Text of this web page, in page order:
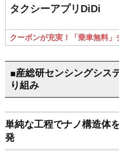
タクシーアプリDiDi
クーポンが充実！「乗車無料」
■産総研センシングシス
り組み
単純な工程でナノ構造体
発